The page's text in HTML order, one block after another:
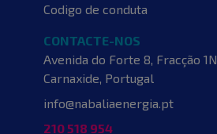
CONTACTE-NOS
Avenida do Forte 8, Fracção 1N
Carnaxide, Portugal
info@nabaliaenergia.pt
210 518 954
Codigo de conduta